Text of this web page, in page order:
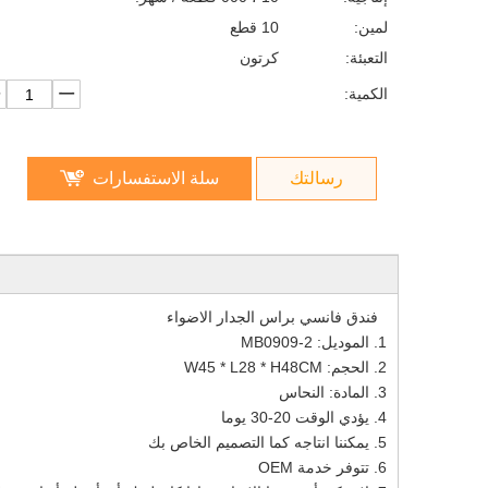
لمين:
10 قطع
التعبئة:
كرتون
الكمية:
رسالتك سلة الاستفسارات
فندق فانسي براس الجدار الاضواء
1. الموديل: MB0909-2
2. الحجم: W45 * L28 * H48CM
3. المادة: النحاس
4. يؤدي الوقت 20-30 يوما
5. يمكننا انتاجه كما التصميم الخاص بك
6. تتوفر خدمة OEM